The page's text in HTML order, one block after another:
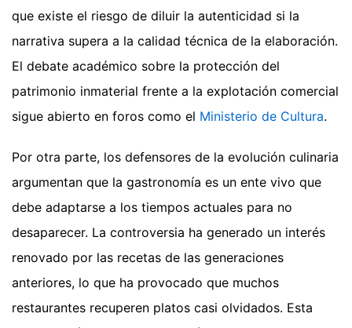
que existe el riesgo de diluir la autenticidad si la
narrativa supera a la calidad técnica de la elaboración.
El debate académico sobre la protección del
patrimonio inmaterial frente a la explotación comercial
sigue abierto en foros como el Ministerio de Cultura.
Por otra parte, los defensores de la evolución culinaria
argumentan que la gastronomía es un ente vivo que
debe adaptarse a los tiempos actuales para no
desaparecer. La controversia ha generado un interés
renovado por las recetas de las generaciones
anteriores, lo que ha provocado que muchos
restaurantes recuperen platos casi olvidados. Esta